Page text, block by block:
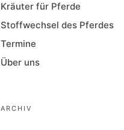
Kräuter für Pferde
Stoffwechsel des Pferdes
Termine
Über uns
ARCHIV